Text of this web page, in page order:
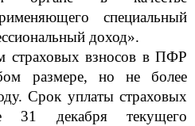
специальный
доход».
взносов в ПФР
размере, но не более
Срок уплаты страховых
31 декабря текущего